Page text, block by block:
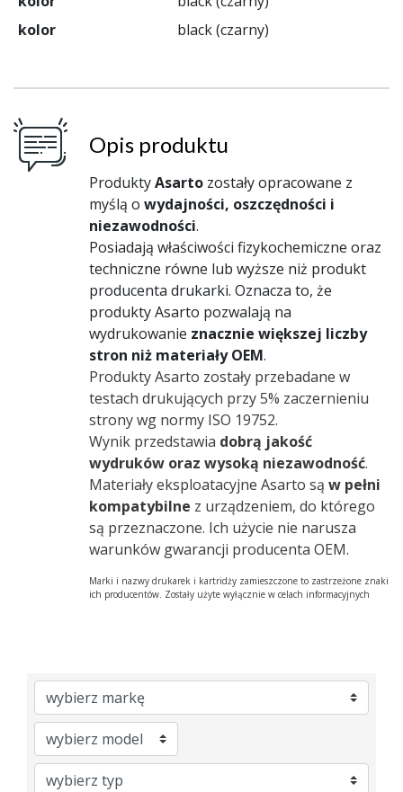
kolor
black (czarny)
Opis produktu
ProduktyAsarto zostały opracowane z
myślą o wydajności, oszczędności i
niezawodności.
Posiadają właściwości fizykochemiczne oraz
techniczne równe lub wyższe niż produkt
producenta drukarki. Oznacza to, że
produkty Asarto pozwalają na
wydrukowanie znacznie większej liczby
stron niż materiały OEM.
Produkty Asarto zostały przebadane w
testach drukujących przy 5% zaczernieniu
strony wg normy ISO 19752.
Wynik przedstawia dobrą jakość
wydruków oraz wysoką niezawodność.
Materiały eksploatacyjne Asarto są w pełni
kompatybilne z urządzeniem, do którego
są przeznaczone. Ich użycie nie narusza
warunków gwarancji producenta OEM.
Marki i nazwy drukarek i kartridży zamieszczone to zastrzeżone znaki
ich producentów. Zostały użyte wyłącznie w celach informacyjnych